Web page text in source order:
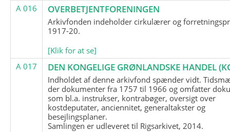
A 016 OVERBETJENTFORENINGEN
Arkivfonden indeholder cirkulærer og
1917-20.
[Klik for at se]
A 017
DEN KONGELIGE GRØNLANDSKE HANDEL
Indholdet af denne arkivfond spænder vidt.
der dokumenter fra 1757 til 1966 og omfatter
som bl.a. instrukser, kontrabøger, oversigt over
kostdeputater, anciennitet, generaltakster og
besejlingsplaner.
Samlingen er udleveret til Rigsarkivet, 2014.